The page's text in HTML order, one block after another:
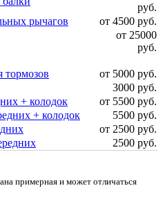
руб.
рычагов
от 4500 руб.
от 25000
руб.
тормозов
от 5000 руб.
3000 руб.
+ колодок
от 5500 руб.
+ колодок
5500 руб.
от 2500 руб.
2500 руб.
примерная и может отличаться